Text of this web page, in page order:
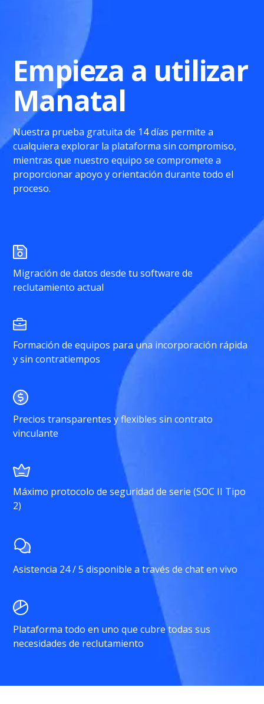
Empieza a utilizar
Manatal
Nuestra prueba gratuita de 14 días permite a
cualquiera explorar la plataforma sin compromiso,
mientras que nuestro equipo se compromete a
proporcionar apoyo y orientación durante todo el
proceso.
Migración de datos desde tu software de
reclutamiento actual
Formación de equipos para una incorporación rápida
y sin contratiempos
Precios transparentes y flexibles sin contrato
vinculante
Máximo protocolo de seguridad de serie (SOC II Tipo
2)
Asistencia 24 / 5 disponible a través de chat en vivo
Plataforma todo en uno que cubre todas sus
necesidades de reclutamiento